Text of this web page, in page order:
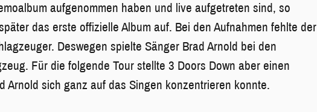
aufgenommen haben und live aufgetreten sind, so
das erste offizielle Album auf. Bei den Aufnahmen fehlte der
Deswegen spielte Sänger Brad Arnold bei den
Für die folgende Tour stellte 3 Doors Down aber einen
Arnold sich ganz auf das Singen konzentrieren konnte.